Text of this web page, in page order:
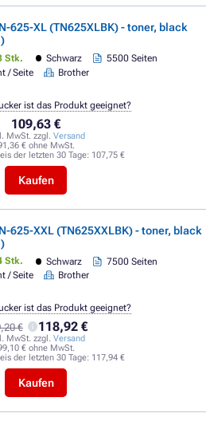
625-XL (TN625XLBK) - toner, black
Stk. Schwarz
5500 Seiten
/ Seite
Brother
109,63 €
MwSt. zzgl. Versand
€ ohne MwSt.
der letzten 30 Tage: 107,75 €
Kaufen
ist das Produkt geeignet?
625-XXL (TN625XXLBK) - toner, black
Stk. Schwarz
7500 Seiten
/ Seite
Brother
€ 118,92 €
MwSt. zzgl. Versand
€ ohne MwSt.
der letzten 30 Tage: 117,94 €
Kaufen
ist das Produkt geeignet?